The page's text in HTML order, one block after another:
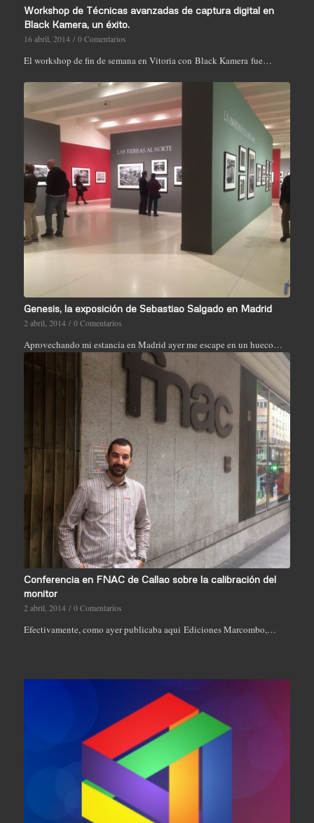
Workshop de Técnicas avanzadas de captura digital en
Black Kamera, un éxito.
16 abril, 2014 / 0 Comentarios
El workshop de fin de semana en Vitoria con Black Kamera fue…
Genesis, la exposición de Sebastiao Salgado en Madrid
2 abril, 2014 / 0 Comentarios
Aprovechando mi estancia en Madrid ayer me escape en un hueco…
Conferencia en FNAC de Callao sobre la calibración del
monitor
2 abril, 2014 / 0 Comentarios
Efectivamente, como ayer publicaba aqui Ediciones Marcombo,…